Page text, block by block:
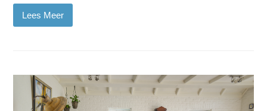
Lees Meer